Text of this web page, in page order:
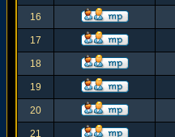
16
17
18
19
20
21